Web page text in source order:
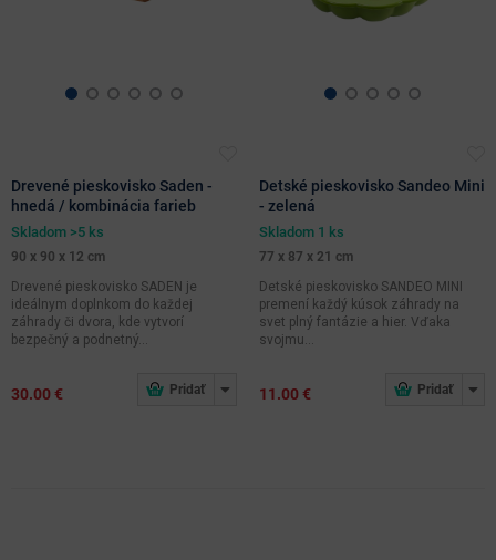
svetlé
odtiene
Drevené pieskovisko Saden -
hnedá / kombinácia farieb
Skladom >5 ks
90 x 90 x 12 cm
Drevené pieskovisko SADEN je
ideálnym doplnkom do každej
záhrady či dvora, kde vytvorí
bezpečný a podnetný...
30.00 €
Detské pieskovisko Sandeo Mini
- zelená
Skladom 1 ks
77 x 87 x 21 cm
Detské pieskovisko SANDEO MINI
premení každý kúsok záhrady na
svet plný fantázie a hier. Vďaka
svojmu...
11.00 €